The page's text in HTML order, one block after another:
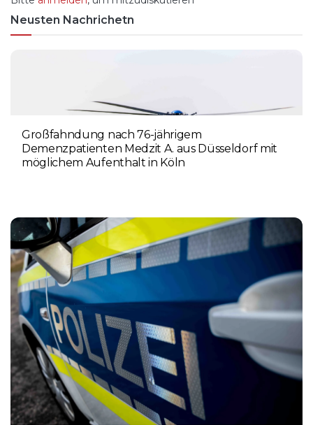
Neusten Nachrichetn
Großfahndung nach 76-jährigem
Demenzpatienten Medzit A. aus Düsseldorf mit
möglichem Aufenthalt in Köln